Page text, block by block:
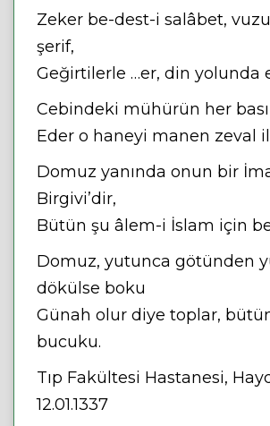
Zeker be-dest-i salâbet,
şerif,
Geğirtilerle …er, din yolunda
Cebindeki mühürün her
Eder o haneyi manen zeval
Domuz yanında onun bir
Birgivi’dir,
Bütün şu âlem-i İslam için
Domuz, yutunca götünden
dökülse boku
Günah olur diye toplar,
bucuku.
Tıp Fakültesi Hastanesi,
12.01.1337